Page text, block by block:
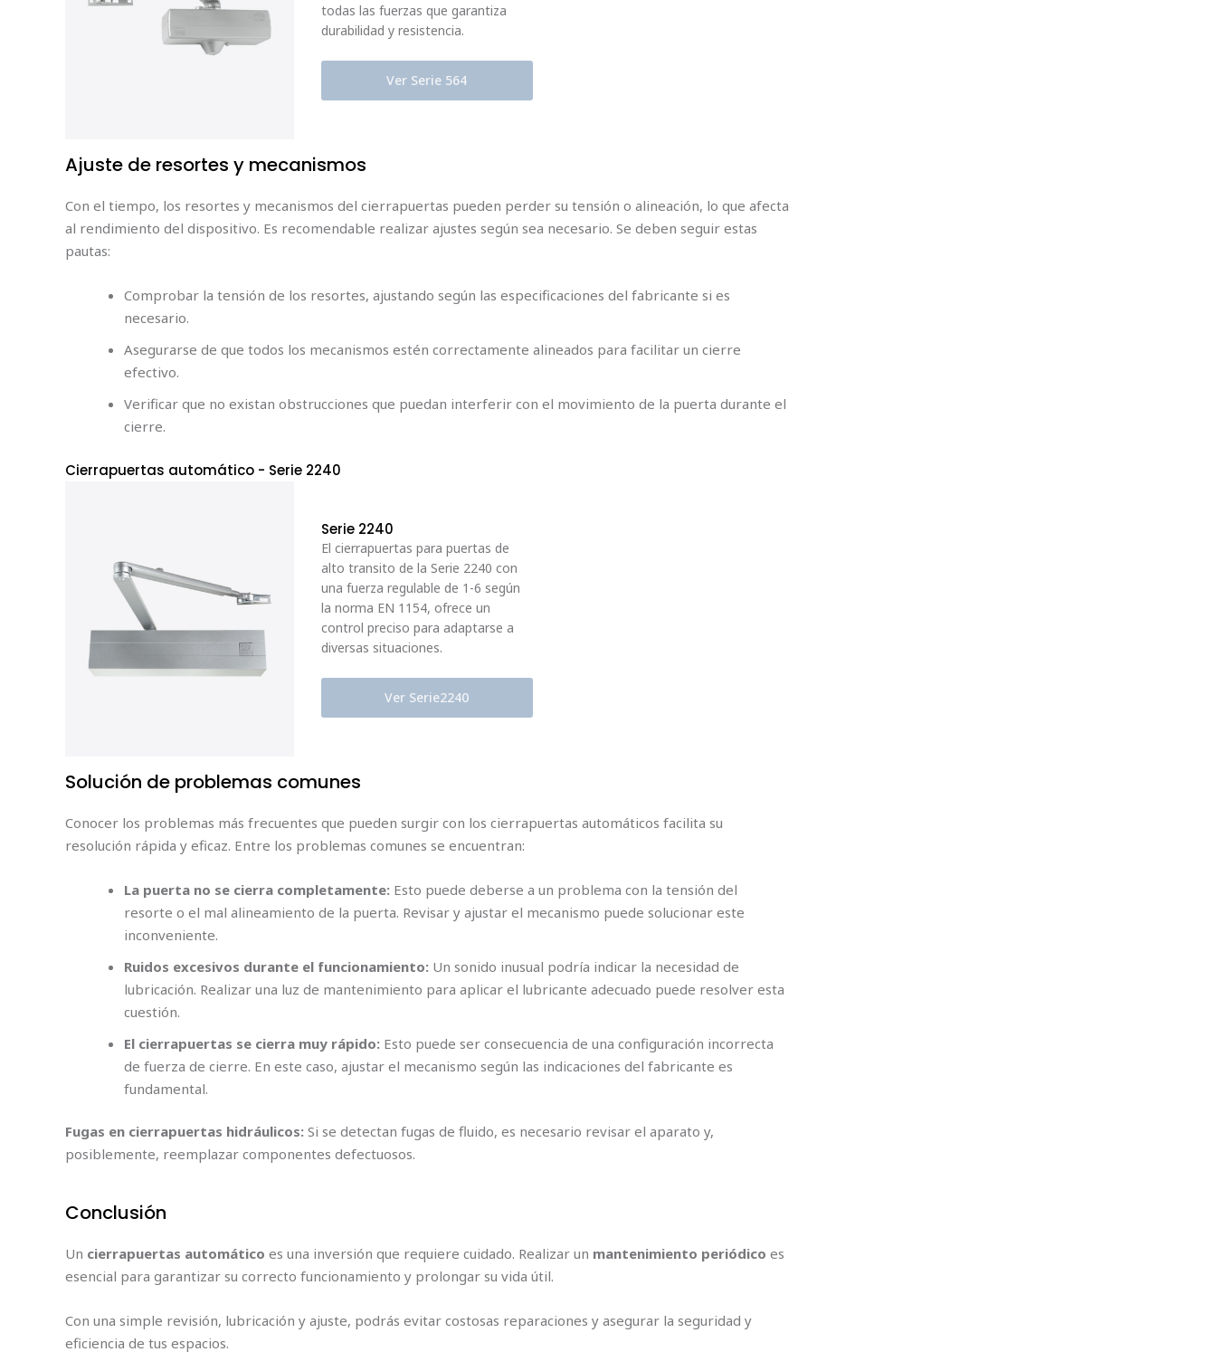
todas las fuerzas que garantiza
durabilidad y resistencia.
Ver Serie 564
Ajuste de resortes y mecanismos
Con el tiempo, los resortes y mecanismos del cierrapuertas pueden perder su tensión o alineación, lo que afecta
al rendimiento del dispositivo. Es recomendable realizar ajustes según sea necesario. Se deben seguir estas
pautas:
Comprobar la tensión de los resortes, ajustando según las especificaciones del fabricante si es
necesario.
Asegurarse de que todos los mecanismos estén correctamente alineados para facilitar un cierre
efectivo.
Verificar que no existan obstrucciones que puedan interferir con el movimiento de la puerta durante el
cierre.
Cierrapuertas automático - Serie 2240
Serie 2240
El cierrapuertas para puertas de
alto transito de la Serie 2240 con
una fuerza regulable de 1-6 según
la norma EN 1154, ofrece un
control preciso para adaptarse a
diversas situaciones.
Ver Serie2240
Solución de problemas comunes
Conocer los problemas más frecuentes que pueden surgir con los cierrapuertas automáticos facilita su
resolución rápida y eficaz. Entre los problemas comunes se encuentran:
La puerta no se cierra completamente: Esto puede deberse a un problema con la tensión del
resorte o el mal alineamiento de la puerta. Revisar y ajustar el mecanismo puede solucionar este
inconveniente.
Ruidos excesivos durante el funcionamiento: Un sonido inusual podría indicar la necesidad de
lubricación. Realizar una luz de mantenimiento para aplicar el lubricante adecuado puede resolver esta
cuestión.
El cierrapuertas se cierra muy rápido: Esto puede ser consecuencia de una configuración incorrecta
de fuerza de cierre. En este caso, ajustar el mecanismo según las indicaciones del fabricante es
fundamental.
Fugas en cierrapuertas hidráulicos: Si se detectan fugas de fluido, es necesario revisar el aparato y,
posiblemente, reemplazar componentes defectuosos.
Conclusión
Un cierrapuertas automático es una inversión que requiere cuidado. Realizar un mantenimiento periódico es
esencial para garantizar su correcto funcionamiento y prolongar su vida útil.
Con una simple revisión, lubricación y ajuste, podrás evitar costosas reparaciones y asegurar la seguridad y
eficiencia de tus espacios.